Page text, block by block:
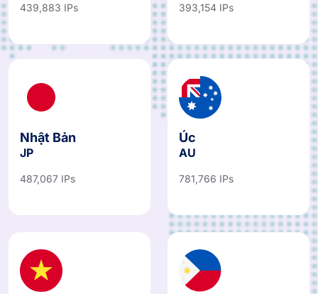
439,883 IPs 393,154 IPs
Nhật Bản
JP
487,067 IPs
Úc
AU
781,766 IPs